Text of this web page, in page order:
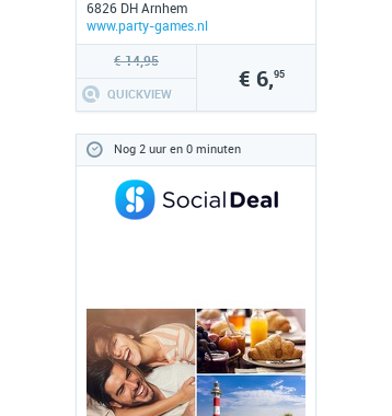
6826 DH Arnhem
www.party-games.nl
€ 14,95
QUICKVIEW
€ 6,95
Nog 2 uur en 0 minuten